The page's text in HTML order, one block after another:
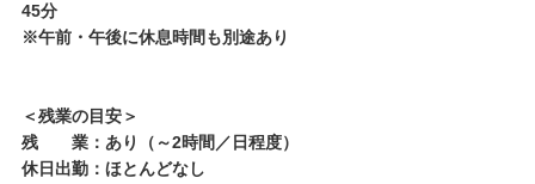
45分
※午前・午後に休息時間も別途あり
＜残業の目安＞
残 業：あり（～2時間／日程度）
休日出勤：ほとんどなし